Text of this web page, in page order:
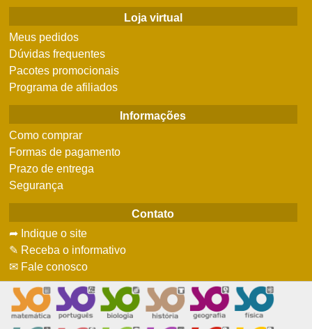
Loja virtual
Meus pedidos
Dúvidas frequentes
Pacotes promocionais
Programa de afiliados
Informações
Como comprar
Formas de pagamento
Prazo de entrega
Segurança
Contato
➦ Indique o site
✎ Receba o informativo
✉ Fale conosco